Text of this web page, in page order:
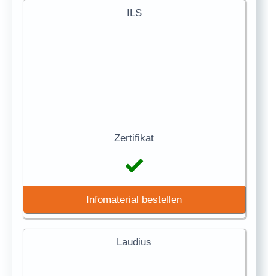
ILS
Zertifikat
Infomaterial bestellen
Laudius